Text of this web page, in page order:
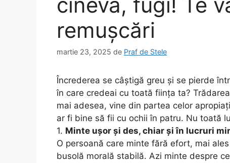
remușcări
martie 23, 2025 de Praf de Stele
Încrederea se câștigă greu și se pierde
în care credeai cu toată ființa ta?
mai adesea, vine din partea celor
ar fi bine să fii cu ochii în patru. Nu toată
1. Minte ușor și des, chiar și în lucruri
O persoană care minte fără efort, mai
busolă morală stabilă. Azi minte despre